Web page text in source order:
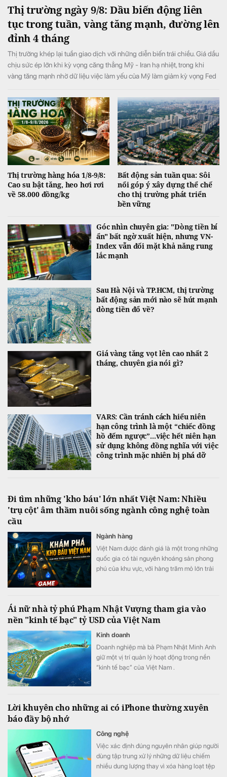
Thị trường ngày 9/8: Dầu biến động liên
tục trong tuần, vàng tăng mạnh, đường lên
đỉnh 4 tháng
Thị trường khép lại tuần giao dịch với những diễn biến trái chiều. Giá dầu
chịu sức ép lớn khi kỳ vọng căng thẳng Mỹ - Iran hạ nhiệt, trong khi
vàng tăng mạnh nhờ dữ liệu việc làm yếu của Mỹ làm giảm kỳ vọng Fed
nhất 4 tháng do lo ngại nguồn cung thiếu hụt, còn cacao và cà phê diễn
biến phân hóa.
Thị trường hàng hóa 1/8-9/8:
Cao su bật tăng, heo hơi rơi
về 58.000 đồng/kg
Bất động sản tuần qua: Sôi
nổi góp ý xây dựng thể chế
cho thị trường phát triển
bền vững
Góc nhìn chuyên gia: "Dòng tiền bí
ẩn" bất ngờ xuất hiện, nhưng VN-
Index vẫn đối mặt khả năng rung
lắc mạnh
Sau Hà Nội và TP.HCM, thị trường
bất động sản mới nào sẽ hút mạnh
dòng tiền đổ về?
Giá vàng tăng vọt lên cao nhất 2
tháng, chuyên gia nói gì?
VARS: Cần tránh cách hiểu niên
hạn công trình là một “chiếc đồng
hồ đếm ngược”...việc hết niên hạn
sử dụng không đồng nghĩa với việc
công trình mặc nhiên bị phá dỡ
Đi tìm những 'kho báu' lớn nhất Việt Nam: Nhiều
'trụ cột' âm thầm nuôi sống ngành công nghệ toàn
cầu
Ngành hàng
Việt Nam được đánh giá là một trong những
quốc gia có tài nguyên khoáng sản phong
phú của khu vực, với hàng trăm mỏ lớn trải
Ái nữ nhà tỷ phú Phạm Nhật Vượng tham gia vào
nền "kinh tế bạc" tỷ USD của Việt Nam
Kinh doanh
Doanh nghiệp mà bà Phạm Nhật Minh Anh
giữ một vị trí quản lý hoạt động trong nền
“kinh tế bạc” của Việt Nam .
Lời khuyên cho những ai có iPhone thường xuyên
báo đầy bộ nhớ
Công nghệ
Việc xác định đúng nguyên nhân giúp người
dùng tập trung xử lý những dữ liệu chiếm
nhiều dung lượng thay vì xóa hàng loạt tệp